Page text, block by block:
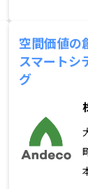
空間価値の
スマートシ
グ